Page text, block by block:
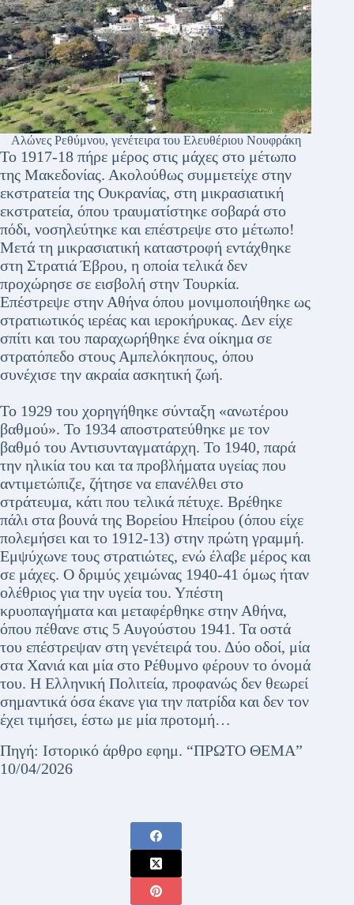
Αλώνες Ρεθύμνου, γενέτειρα του Ελευθέριου Νουφράκη
Το 1917-18 πήρε μέρος στις μάχες στο μέτωπο
της Μακεδονίας. Ακολούθως συμμετείχε στην
εκστρατεία της Ουκρανίας, στη μικρασιατική
εκστρατεία, όπου τραυματίστηκε σοβαρά στο
πόδι, νοσηλεύτηκε και επέστρεψε στο μέτωπο!
Μετά τη μικρασιατική καταστροφή εντάχθηκε
στη Στρατιά Έβρου, η οποία τελικά δεν
προχώρησε σε εισβολή στην Τουρκία.
Επέστρεψε στην Αθήνα όπου μονιμοποιήθηκε ως
στρατιωτικός ιερέας και ιεροκήρυκας. Δεν είχε
σπίτι και του παραχωρήθηκε ένα οίκημα σε
στρατόπεδο στους Αμπελόκηπους, όπου
συνέχισε την ακραία ασκητική ζωή.
Το 1929 του χορηγήθηκε σύνταξη «ανωτέρου
βαθμού». Το 1934 αποστρατεύθηκε με τον
βαθμό του Αντισυνταγματάρχη. Το 1940, παρά
την ηλικία του και τα προβλήματα υγείας που
αντιμετώπιζε, ζήτησε να επανέλθει στο
στράτευμα, κάτι που τελικά πέτυχε. Βρέθηκε
πάλι στα βουνά της Βορείου Ηπείρου (όπου είχε
πολεμήσει και το 1912-13) στην πρώτη γραμμή.
Εμψύχωνε τους στρατιώτες, ενώ έλαβε μέρος και
σε μάχες. Ο δριμύς χειμώνας 1940-41 όμως ήταν
ολέθριος για την υγεία του. Υπέστη
κρυοπαγήματα και μεταφέρθηκε στην Αθήνα,
όπου πέθανε στις 5 Αυγούστου 1941. Τα οστά
του επέστρεψαν στη γενέτειρά του. Δύο οδοί, μία
στα Χανιά και μία στο Ρέθυμνο φέρουν το όνομά
του. Η Ελληνική Πολιτεία, προφανώς δεν θεωρεί
σημαντικά όσα έκανε για την πατρίδα και δεν τον
έχει τιμήσει, έστω με μία προτομή…
Πηγή: Ιστορικό άρθρο εφημ. “ΠΡΩΤΟ ΘΕΜΑ”
10/04/2026